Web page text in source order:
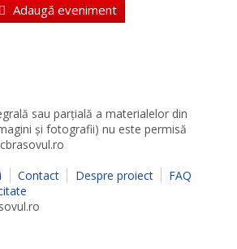
Adaugă eveniment
sau parţială a materialelor din
şi fotografii) nu este permisă
Contact Despre proiect
FAQ